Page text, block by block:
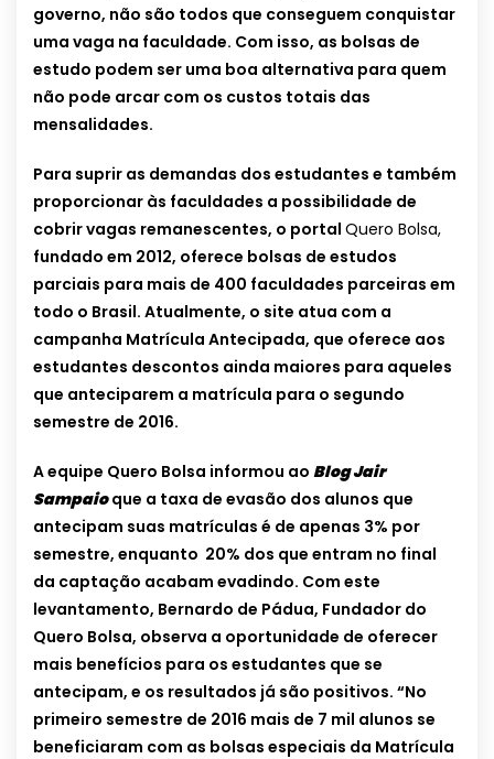
governo, não são todos que conseguem conquistar
uma vaga na faculdade. Com isso, as bolsas de
estudo podem ser uma boa alternativa para quem
não pode arcar com os custos totais das
mensalidades.
Para suprir as demandas dos estudantes e também
proporcionar às faculdades a possibilidade de
cobrir vagas remanescentes, o portal Quero Bolsa,
fundado em 2012, oferece bolsas de estudos
parciais para mais de 400 faculdades parceiras em
todo o Brasil. Atualmente, o site atua com a
campanha Matrícula Antecipada, que oferece aos
estudantes descontos ainda maiores para aqueles
que anteciparem a matrícula para o segundo
semestre de 2016.
A equipe Quero Bolsa informou ao Blog Jair
Sampaioque a taxa de evasão dos alunos que
antecipam suas matrículas é de apenas 3% por
semestre, enquanto 20% dos que entram no final
da captação acabam evadindo. Com este
levantamento, Bernardo de Pádua, Fundador do
Quero Bolsa, observa a oportunidade de oferecer
mais benefícios para os estudantes que se
antecipam, e os resultados já são positivos. “No
primeiro semestre de 2016 mais de 7 mil alunos se
beneficiaram com as bolsas especiais da Matrícula